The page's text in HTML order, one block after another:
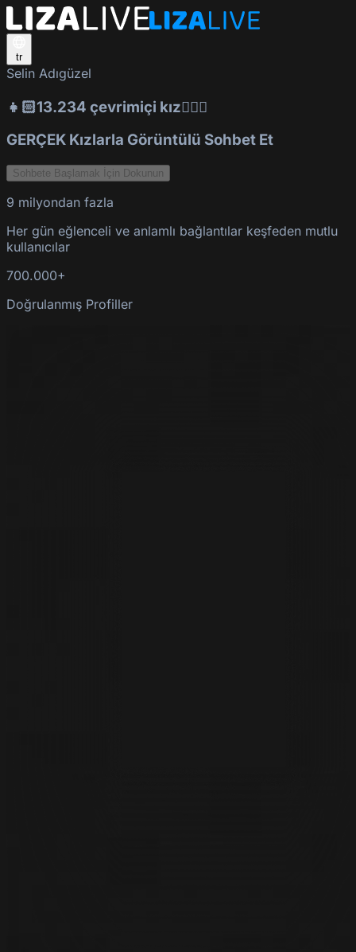
tr
Selin Adıgüzel
👧🏻13.234 çevrimiçi kız👱🏻‍♀️
GERÇEK Kızlarla Görüntülü Sohbet Et
Sohbete Başlamak İçin Dokunun
9 milyondan fazla
Her gün eğlenceli ve anlamlı bağlantılar keşfeden mutlu
kullanıcılar
700.000+
Doğrulanmış Profiller